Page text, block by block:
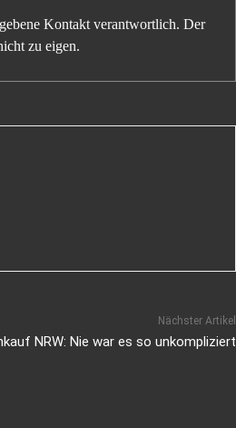
Kontakt verantwortlich. Der
zu eigen.
Nächster Artikel
NRW: Nie war es so unkompliziert